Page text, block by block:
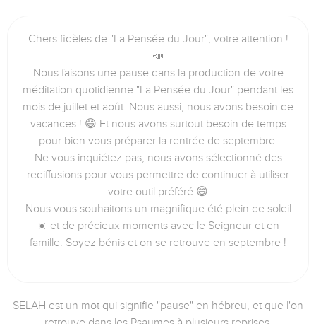
Chers fidèles de "La Pensée du Jour", votre attention !
📣
Nous faisons une pause dans la production de votre
méditation quotidienne "La Pensée du Jour" pendant les
mois de juillet et août. Nous aussi, nous avons besoin de
vacances ! 😄 Et nous avons surtout besoin de temps
pour bien vous préparer la rentrée de septembre.
Ne vous inquiétez pas, nous avons sélectionné des
rediffusions pour vous permettre de continuer à utiliser
votre outil préféré 😄
Nous vous souhaitons un magnifique été plein de soleil
☀️ et de précieux moments avec le Seigneur et en
famille. Soyez bénis et on se retrouve en septembre !
SELAH est un mot qui signifie "pause" en hébreu, et que l'on